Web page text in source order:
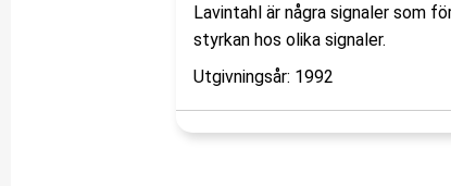
Lavintahl är några signaler som
styrkan hos olika signaler.
Utgivningsår: 1992